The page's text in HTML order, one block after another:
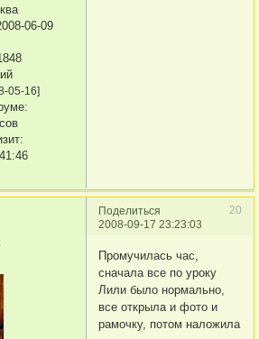
06-09
05-16]
Поделиться
20
2008-09-17 23:23:03
Промучилась час,
сначала все по уроку
Лили было нормально,
все открыла и фото и
рамочку, потом наложила